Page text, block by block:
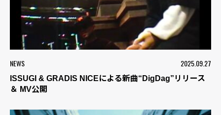
NEWS 2025.09.27
ISSUGI & GRADIS NICEによる新曲“DigDag”リリース
＆ MV公開